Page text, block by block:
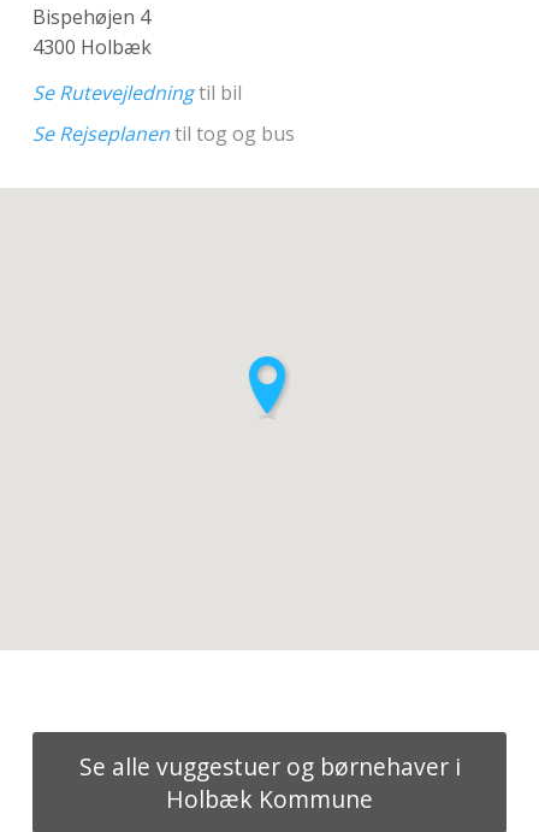
Bispehøjen 4
4300 Holbæk
Se Rutevejledningtil bil
Se Rejseplanentil tog og bus
Se alle vuggestuer og børnehaver i
Holbæk Kommune